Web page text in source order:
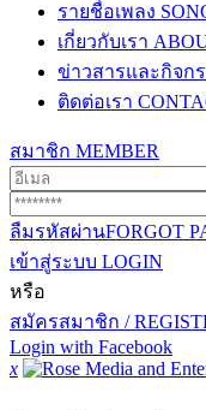
รายชื่อเพลง
เกี่ยวกับเรา
ข่าวสารและกิจก
ติดต่อเรา
สมาชิก MEMBER
ลืมรหัสผ่านFORGOT
เข้าสู่ระบบ LOGIN
หรือ
สมัครสมาชิก /
Login with Facebook
x